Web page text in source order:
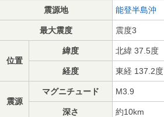
震源地 能登半島沖
最大震度 震度3
位置
緯度 北緯 37.5度
経度 東経 137.2度
震源
マグニチュード M3.9
深さ 約10km